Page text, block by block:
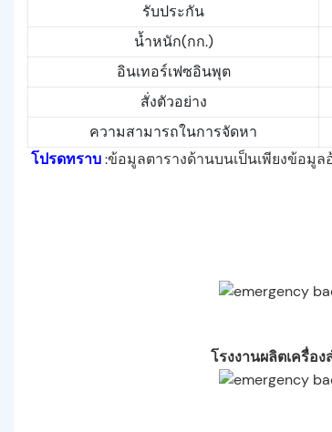
รับประกัน
น้ำหนัก(กก.)
อินเทอร์เฟซอินพุต
สั่งตัวอย่าง
ความสามารถในการจัดหา
โปรดทราบ:ข้อมูลตารางด้านบนเป็นเพียงข้อมู
โรงงานผลิตเครื่อ